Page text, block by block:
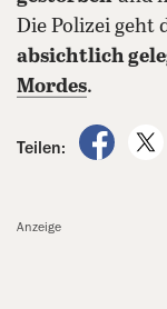
Die Polizei geht
absichtlich
Mordes.
Teilen:
auf
Anzeige